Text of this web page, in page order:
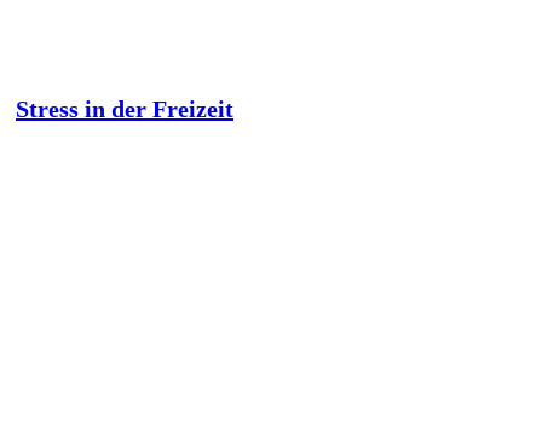
Stress in der Freizeit